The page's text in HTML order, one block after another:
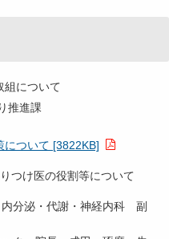
組について
推進課
について [3822KB]
つけ医の役割等について
分泌・代謝・神経内科 副